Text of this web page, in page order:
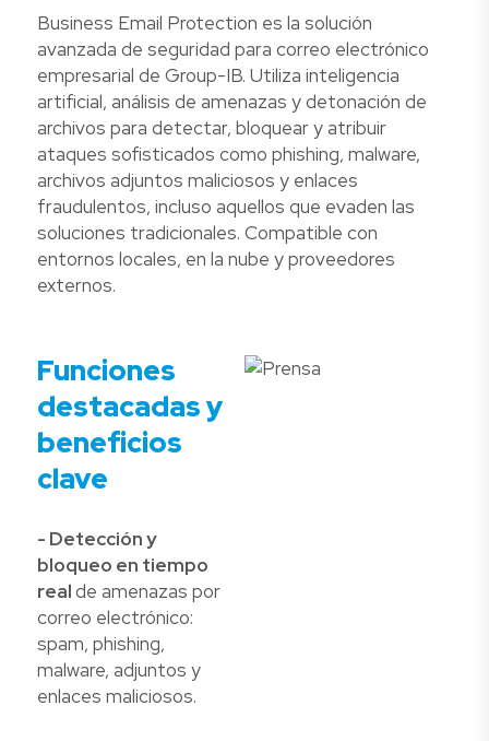
Business Email Protection es la solución
avanzada de seguridad para correo electrónico
empresarial de Group-IB. Utiliza inteligencia
artificial, análisis de amenazas y detonación de
archivos para detectar, bloquear y atribuir
ataques sofisticados como phishing, malware,
archivos adjuntos maliciosos y enlaces
fraudulentos, incluso aquellos que evaden las
soluciones tradicionales. Compatible con
entornos locales, en la nube y proveedores
externos.
Funciones
destacadas y
beneficios
clave
- Detección y
bloqueo en tiempo
realde amenazas por
correo electrónico:
spam, phishing,
malware, adjuntos y
enlaces maliciosos.